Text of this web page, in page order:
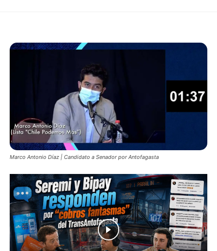
Marco Antonio Díaz | Candidato a Senador por Antofagasta